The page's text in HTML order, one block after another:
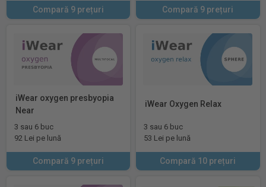
Compară 9 prețuri Compară 9 prețuri
iWear oxygen presbyopia
Near
3 sau 6 buc
92 Lei pe lună
Compară 9 prețuri
iWear Oxygen Relax
3 sau 6 buc
53 Lei pe lună
Compară 10 prețuri